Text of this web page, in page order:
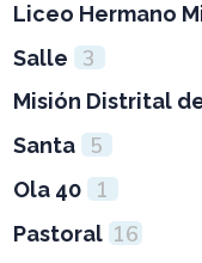
Liceo Hermano
Salle
3
Misión Distrital
Santa
5
Ola 40 1
Pastoral 16